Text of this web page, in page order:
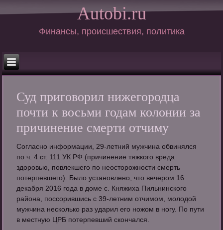
Autobi.ru
Финансы, происшествия, политика
Суд приговорил нижегородца
почти к восьми годам колонии за
причинение смерти отчиму
Согласно информации, 29-летний мужчина обвинялся
по ч. 4 ст. 111 УК РФ (причинение тяжкого вреда
здоровью, повлекшего по неосторожности смерть
потерпевшего). Было установлено, что вечером 16
декабря 2016 года в доме с. Княжиха Пильнинского
района, поссорившись с 39-летним отчимом, молодой
мужчина несколько раз ударил его ножом в ногу. По пути
в местную ЦРБ потерпевший скончался.